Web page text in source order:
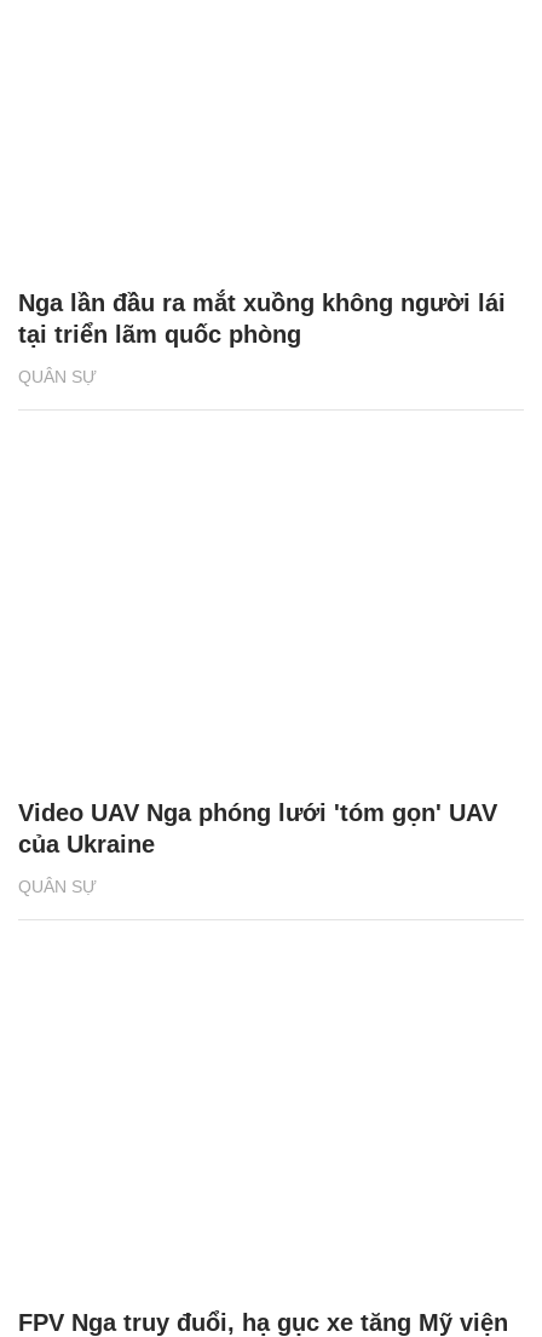
QUÂN SỰ
Nga lần đầu ra mắt xuồng không người lái
tại triển lãm quốc phòng
QUÂN SỰ
Video UAV Nga phóng lưới 'tóm gọn' UAV
của Ukraine
FPV Nga truy đuổi, hạ gục xe tăng Mỹ viện